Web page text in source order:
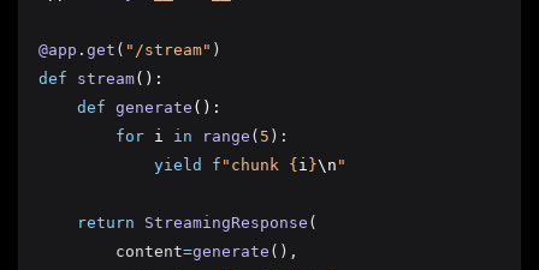
@app . get ( "/stream" )
def
stream():
def generate ():
for i in range ( 5 ):
yield
f "chunk { i }\n "
return StreamingResponse (
        content
=generate (),